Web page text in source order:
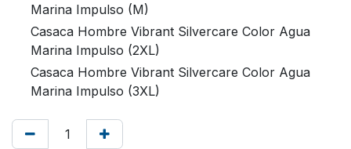
Marina Impulso (M)
Casaca Hombre Vibrant Silvercare Color Agua
Marina Impulso (2XL)
Casaca Hombre Vibrant Silvercare Color Agua
Marina Impulso (3XL)